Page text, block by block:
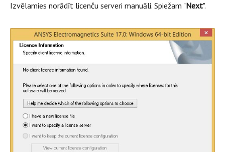
Izvēlamies norādīt licenču serveri manuāli. Spiežam "Next".